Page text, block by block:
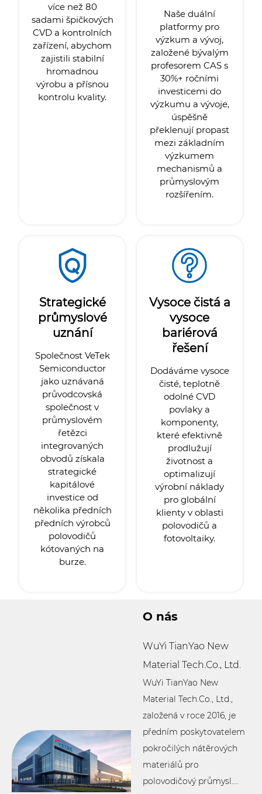
více než 80
sadami špičkových
CVD a kontrolních
zařízení, abychom
zajistili stabilní
hromadnou
výrobu a přísnou
kontrolu kvality.
Naše duální
platformy pro
výzkum a vývoj,
založené bývalým
profesorem CAS s
30%+ ročními
investicemi do
výzkumu a vývoje,
úspěšně
překlenují propast
mezi základním
výzkumem
mechanismů a
průmyslovým
rozšířením.
Strategické
průmyslové
uznání
Společnost VeTek
Semiconductor
jako uznávaná
průvodcovská
společnost v
průmyslovém
řetězci
integrovaných
obvodů získala
strategické
kapitálové
investice od
několika předních
předních výrobců
polovodičů
kótovaných na
burze.
Vysoce čistá a
vysoce
bariérová
řešení
Dodáváme vysoce
čisté, teplotně
odolné CVD
povlaky a
komponenty,
které efektivně
prodlužují
životnost a
optimalizují
výrobní náklady
pro globální
klienty v oblasti
polovodičů a
fotovoltaiky.
O nás
WuYi TianYao New
Material Tech.Co., Ltd.
WuYi TianYao New
Material Tech.Co., Ltd.,
založená v roce 2016, je
předním poskytovatelem
pokročilých nátěrových
materiálů pro
polovodičový průmysl.